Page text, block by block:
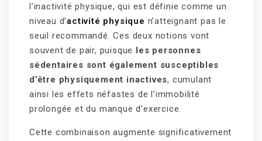
l’inactivité physique, qui est définie comme un
niveau d’activité physique n’atteignant pas le
seuil recommandé. Ces deux notions vont
souvent de pair, puisque les personnes
sédentaires sont également susceptibles
d’être physiquement inactives, cumulant
ainsi les effets néfastes de l’immobilité
prolongée et du manque d’exercice.
Cette combinaison augmente significativement